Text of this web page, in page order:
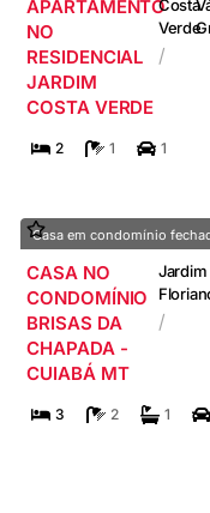
APARTAMENTO
NO
RESIDENCIAL
JARDIM
COSTA VERDE
Costa
Verde
/
2 1 1
Casa em condomínio
CASA NO
CONDOMÍNIO
BRISAS DA
CHAPADA -
CUIABÁ MT
Jardim
/
3 2 1